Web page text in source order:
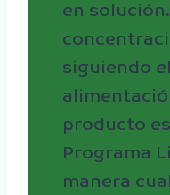
en
siguiendo
producto
Programa
manera